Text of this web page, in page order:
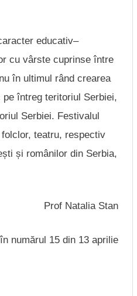
educativ–
cu vârste cuprinse între
în ultimul rând crearea
întreg teritoriul Serbiei,
Serbiei. Festivalul
teatru, respectiv
și românilor din Serbia,
Prof Natalia Stan
numărul 15 din 13 aprilie